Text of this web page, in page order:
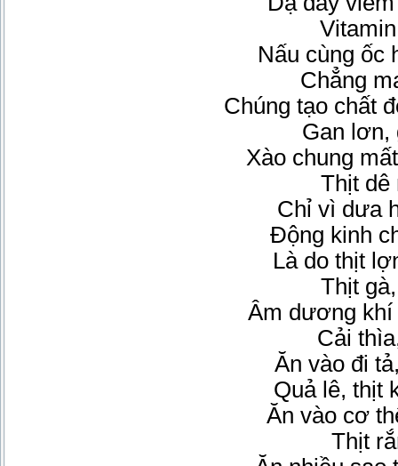
Nấu cùng ốc
Chẳng
Chúng tạo chất
Gan lơn,
Xào chung
Thịt dê
Chỉ vì dưa
Động kinh
Là do thịt
Thịt
Âm dương khí
Cải
Ăn vào đi
Quả lê, thịt
Ăn vào cơ
Thịt